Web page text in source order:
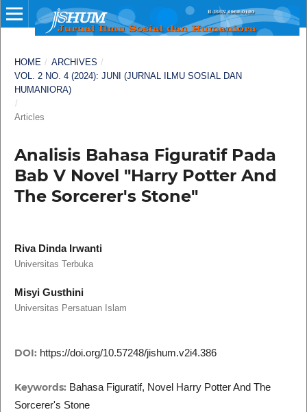
HOME / ARCHIVES /
VOL. 2 NO. 4 (2024): JUNI (JURNAL ILMU SOSIAL DAN
HUMANIORA)
/
Articles
Analisis Bahasa Figuratif Pada
Bab V Novel "Harry Potter And
The Sorcerer's Stone"
Riva Dinda Irwanti
Universitas Terbuka
Misyi Gusthini
Universitas Persatuan Islam
DOI: https://doi.org/10.57248/jishum.v2i4.386
Keywords: Bahasa Figuratif, Novel Harry Potter And The
Sorcerer's Stone